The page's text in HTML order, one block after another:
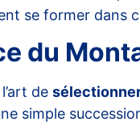
se former dans
du
de
simple